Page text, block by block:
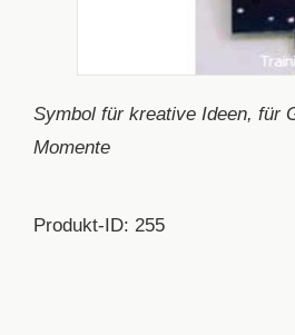
Symbol für kreative Ideen, für
Momente
Produkt-ID: 255